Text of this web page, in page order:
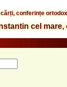
conferințe
cel mare,